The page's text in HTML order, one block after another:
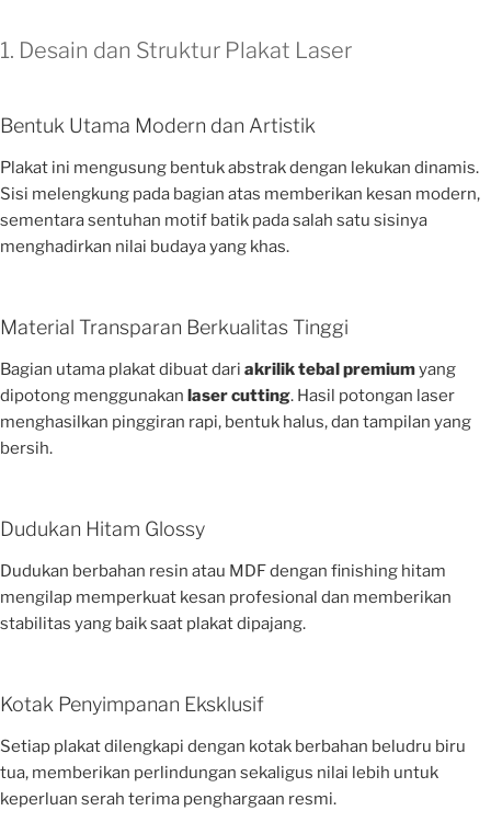
1. Desain dan Struktur Plakat Laser
Bentuk Utama Modern dan Artistik
Plakat ini mengusung bentuk abstrak dengan lekukan dinamis.
Sisi melengkung pada bagian atas memberikan kesan modern,
sementara sentuhan motif batik pada salah satu sisinya
menghadirkan nilai budaya yang khas.
Material Transparan Berkualitas Tinggi
Bagian utama plakat dibuat dari akrilik tebal premiumyang
dipotong menggunakan laser cutting. Hasil potongan laser
menghasilkan pinggiran rapi, bentuk halus, dan tampilan yang
bersih.
Dudukan Hitam Glossy
Dudukan berbahan resin atau MDF dengan finishing hitam
mengilap memperkuat kesan profesional dan memberikan
stabilitas yang baik saat plakat dipajang.
Kotak Penyimpanan Eksklusif
Setiap plakat dilengkapi dengan kotak berbahan beludru biru
tua, memberikan perlindungan sekaligus nilai lebih untuk
keperluan serah terima penghargaan resmi.